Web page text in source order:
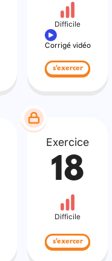
Difficile
Corrigé vidéo
s'exercer
Exercice
18
Difficile
s'exercer